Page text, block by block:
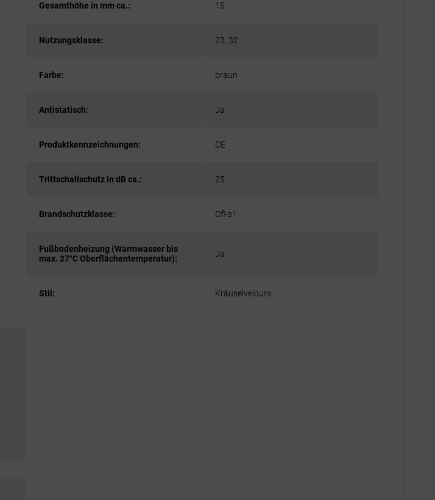
Gesamthöhe in mm ca.: 15
Nutzungsklasse: 23, 32
Farbe: braun
Antistatisch: Ja
Produktkennzeichnungen: CE
Trittschallschutz in dB ca.: 25
Brandschutzklasse: Cfl-s1
Fußbodenheizung (Warmwasser bis
max. 27°C Oberflächentemperatur):
Ja
Stil: Kräuselvelours